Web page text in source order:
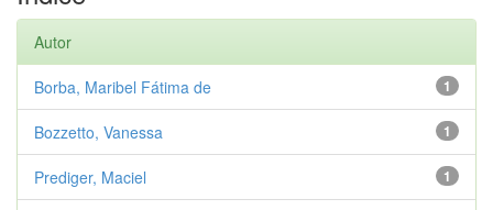
Autor
1
Borba, Maribel Fátima de
1
Bozzetto, Vanessa
1
Prediger, Maciel